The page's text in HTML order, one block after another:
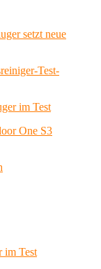
setzt neue
im Test
im Test